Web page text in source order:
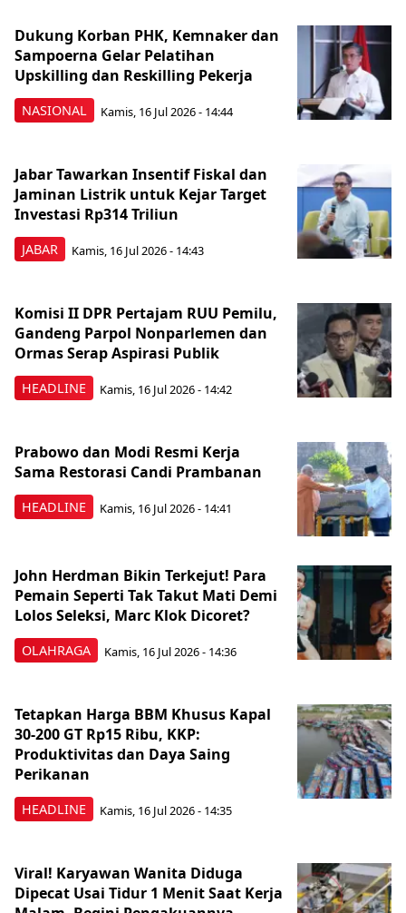
NASIONAL
Dukung Korban PHK, Kemnaker dan
Sampoerna Gelar Pelatihan
Upskilling dan Reskilling Pekerja
Kamis, 16 Jul 2026 - 14:44
JABAR
Jabar Tawarkan Insentif Fiskal dan
Jaminan Listrik untuk Kejar Target
Investasi Rp314 Triliun
Kamis, 16 Jul 2026 - 14:43
HEADLINE
Komisi II DPR Pertajam RUU Pemilu,
Gandeng Parpol Nonparlemen dan
Ormas Serap Aspirasi Publik
Kamis, 16 Jul 2026 - 14:42
HEADLINE
Prabowo dan Modi Resmi Kerja
Sama Restorasi Candi Prambanan
Kamis, 16 Jul 2026 - 14:41
OLAHRAGA
John Herdman Bikin Terkejut! Para
Pemain Seperti Tak Takut Mati Demi
Lolos Seleksi, Marc Klok Dicoret?
Kamis, 16 Jul 2026 - 14:36
HEADLINE
Tetapkan Harga BBM Khusus Kapal
30-200 GT Rp15 Ribu, KKP:
Produktivitas dan Daya Saing
Perikanan
Kamis, 16 Jul 2026 - 14:35
Viral! Karyawan Wanita Diduga
Dipecat Usai Tidur 1 Menit Saat Kerja